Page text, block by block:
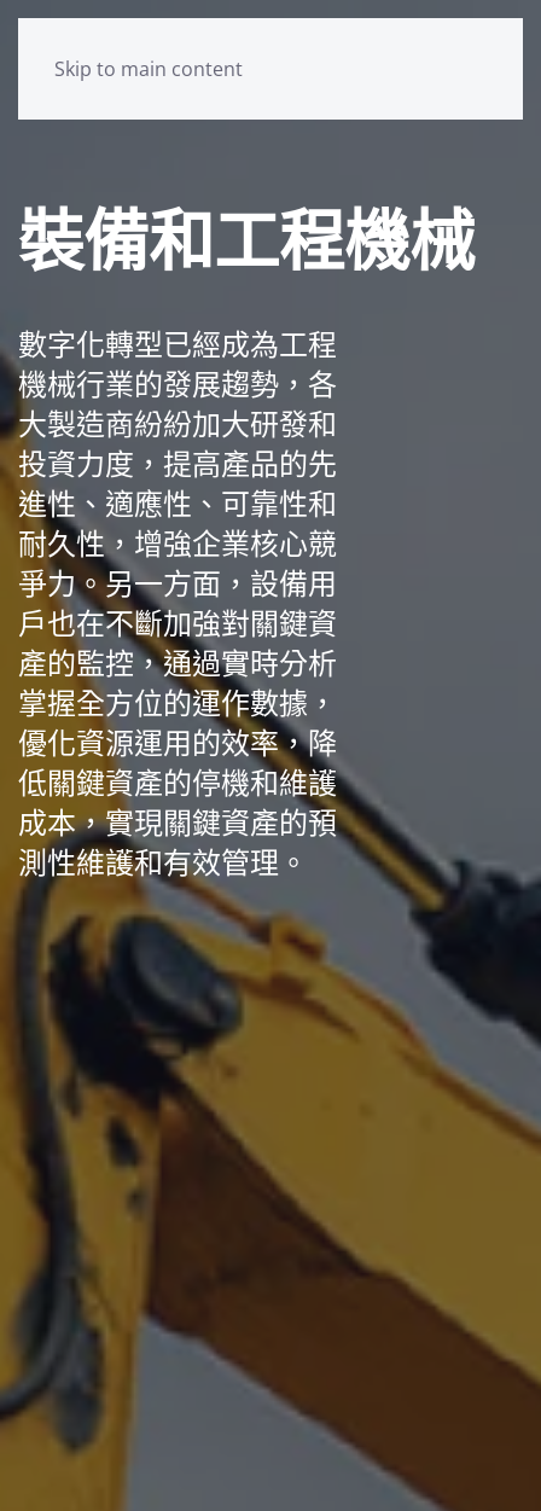
Skip to main content
裝備和工程機械
數字化轉型已經成為工程
機械行業的發展趨勢，各
大製造商紛紛加大研發和
投資力度，提高產品的先
進性、適應性、可靠性和
耐久性，增強企業核心競
爭力。另一方面，設備用
戶也在不斷加強對關鍵資
產的監控，通過實時分析
掌握全方位的運作數據，
優化資源運用的效率，降
低關鍵資產的停機和維護
成本，實現關鍵資產的預
測性維護和有效管理。